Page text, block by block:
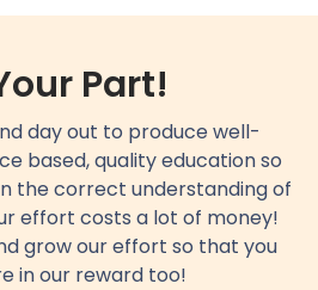
Part!
day out to produce well-
based, quality education so
the correct understanding of
effort costs a lot of money!
grow our effort so that you
in our reward too!